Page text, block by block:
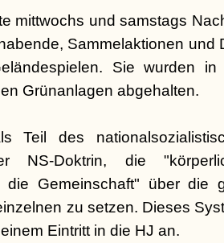
mittwochs und samstags
Sammelaktionen und
Sie wurden
Grünanlagen abgehalten.
Teil des
NS-Doktrin, die
die Gemeinschaft" über die
zu setzen. Dieses
Eintritt in die HJ an.